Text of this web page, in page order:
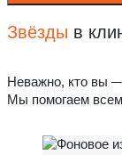
Звёзды в
Неважно, кто вы —
Мы помогаем